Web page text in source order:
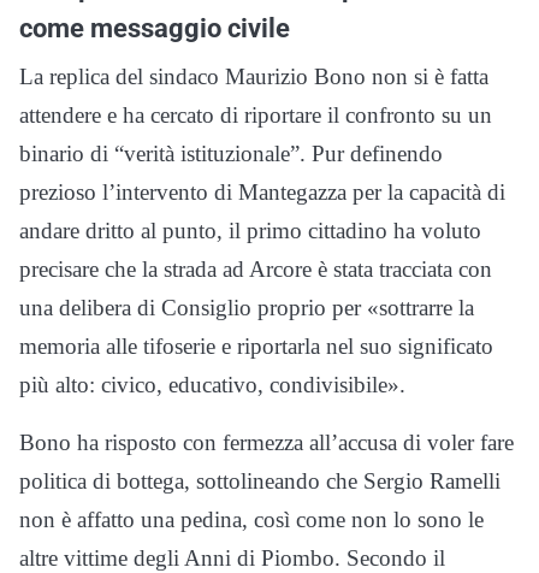
come messaggio civile
La replica del sindaco Maurizio Bono non si è fatta
attendere e ha cercato di riportare il confronto su un
binario di “verità istituzionale”. Pur definendo
prezioso l’intervento di Mantegazza per la capacità di
andare dritto al punto, il primo cittadino ha voluto
precisare che la strada ad Arcore è stata tracciata con
una delibera di Consiglio proprio per «sottrarre la
memoria alle tifoserie e riportarla nel suo significato
più alto: civico, educativo, condivisibile».
Bono ha risposto con fermezza all’accusa di voler fare
politica di bottega, sottolineando che Sergio Ramelli
non è affatto una pedina, così come non lo sono le
altre vittime degli Anni di Piombo. Secondo il